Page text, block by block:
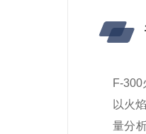
F-300
以火
量分